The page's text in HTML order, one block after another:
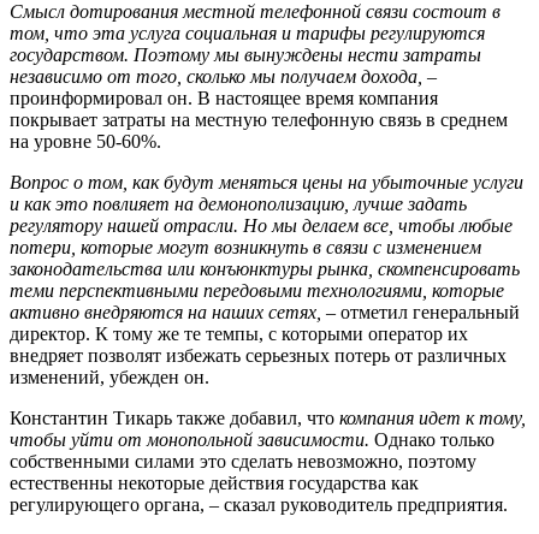
Смысл дотирования местной телефонной связи состоит в
том, что эта услуга социальная и тарифы регулируются
государством. Поэтому мы вынуждены нести затраты
независимо от того, сколько мы получаем дохода, –
проинформировал он. В настоящее время компания
покрывает затраты на местную телефонную связь в среднем
на уровне 50-60%.
Вопрос о том, как будут меняться цены на убыточные услуги
и как это повлияет на демонополизацию, лучше задать
регулятору нашей отрасли. Но мы делаем все, чтобы любые
потери, которые могут возникнуть в связи с изменением
законодательства или конъюнктуры рынка, скомпенсировать
теми перспективными передовыми технологиями, которые
активно внедряются на наших сетях, – отметил генеральный
директор. К тому же те темпы, с которыми оператор их
внедряет позволят избежать серьезных потерь от различных
изменений, убежден он.
Константин Тикарь также добавил, что компания идет к тому,
чтобы уйти от монопольной зависимости. Однако только
собственными силами это сделать невозможно, поэтому
естественны некоторые действия государства как
регулирующего органа, – сказал руководитель предприятия.